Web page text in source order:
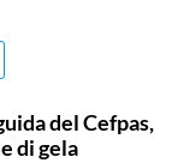
del Cefpas,
di gela